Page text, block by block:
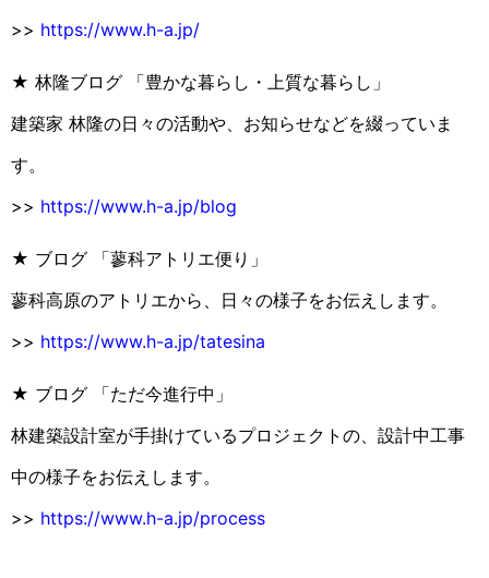
>> https://www.h-a.jp/
★ 林隆ブログ 「豊かな暮らし・上質な暮らし」
建築家 林隆の日々の活動や、お知らせなどを綴っていま
す。
>> https://www.h-a.jp/blog
★ ブログ 「蓼科アトリエ便り」
蓼科高原のアトリエから、日々の様子をお伝えします。
>> https://www.h-a.jp/tatesina
★ ブログ 「ただ今進行中」
林建築設計室が手掛けているプロジェクトの、設計中工事
中の様子をお伝えします。
>> https://www.h-a.jp/process